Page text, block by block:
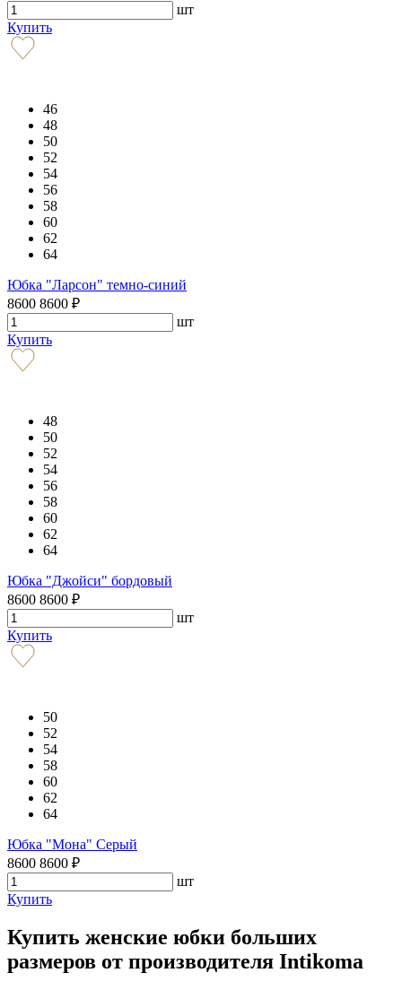
шт
Купить
46
48
50
52
54
56
58
60
62
64
Юбка "Ларсон" темно-синий
8600 8600 ₽
шт
Купить
48
50
52
54
56
58
60
62
64
Юбка "Джойси" бордовый
8600 8600 ₽
шт
Купить
50
52
54
58
60
62
64
Юбка "Мона" Серый
8600 8600 ₽
шт
Купить
Купить женские юбки больших
размеров от производителя Intikoma